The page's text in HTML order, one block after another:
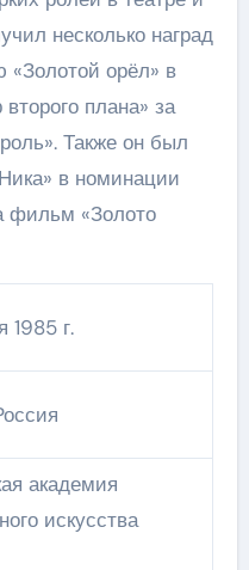
несколько наград
орёл» в
плана» за
Также он был
в номинации
фильм «Золото
1985 г.
академия
искусства